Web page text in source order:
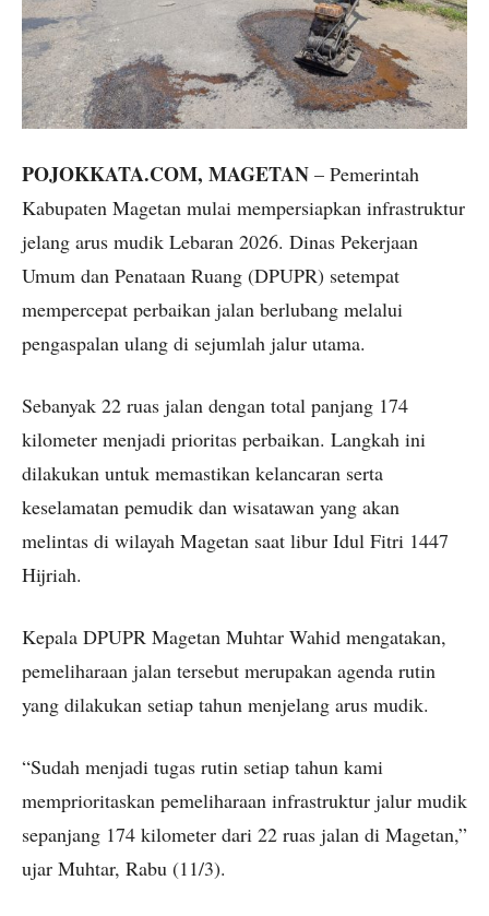
POJOKKATA.COM, MAGETAN – Pemerintah
Kabupaten Magetan mulai mempersiapkan infrastruktur
jelang arus mudik Lebaran 2026. Dinas Pekerjaan
Umum dan Penataan Ruang (DPUPR) setempat
mempercepat perbaikan jalan berlubang melalui
pengaspalan ulang di sejumlah jalur utama.
Sebanyak 22 ruas jalan dengan total panjang 174
kilometer menjadi prioritas perbaikan. Langkah ini
dilakukan untuk memastikan kelancaran serta
keselamatan pemudik dan wisatawan yang akan
melintas di wilayah Magetan saat libur Idul Fitri 1447
Hijriah.
Kepala DPUPR Magetan Muhtar Wahid mengatakan,
pemeliharaan jalan tersebut merupakan agenda rutin
yang dilakukan setiap tahun menjelang arus mudik.
“Sudah menjadi tugas rutin setiap tahun kami
memprioritaskan pemeliharaan infrastruktur jalur mudik
sepanjang 174 kilometer dari 22 ruas jalan di Magetan,”
ujar Muhtar, Rabu (11/3).